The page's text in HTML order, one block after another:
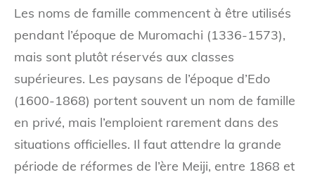
Les noms de famille commencent à être utilisés
pendant l’époque de Muromachi (1336-1573),
mais sont plutôt réservés aux classes
supérieures. Les paysans de l’époque d’Edo
(1600-1868) portent souvent un nom de famille
en privé, mais l’emploient rarement dans des
situations officielles. Il faut attendre la grande
période de réformes de l’ère Meiji, entre 1868 et